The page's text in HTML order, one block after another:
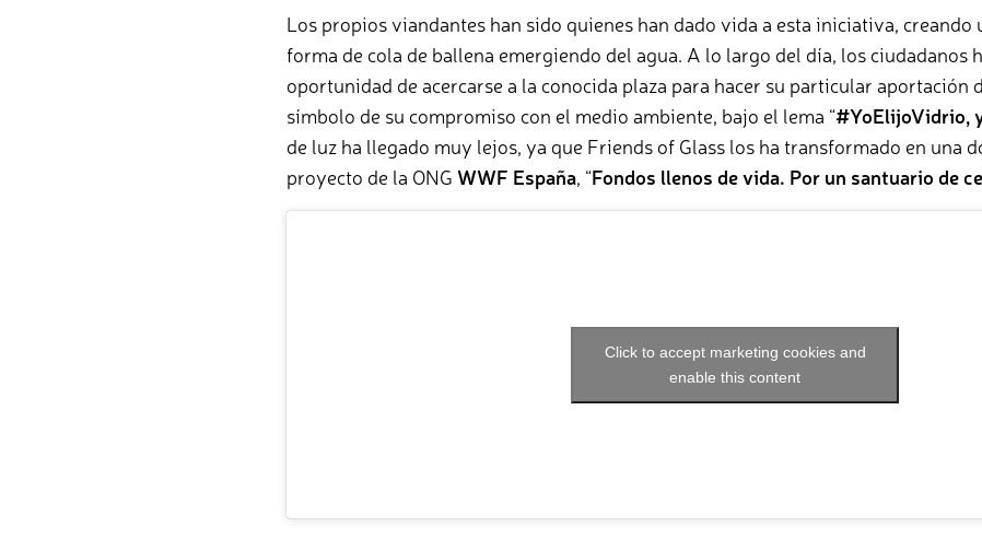
Los propios viandantes han sido quienes han dado vida a esta iniciativa,
forma de cola de ballena emergiendo del agua. A lo largo del día, los ciudadanos
oportunidad de acercarse a la conocida plaza para hacer su particular aportación
símbolo de su compromiso con el medio ambiente, bajo el lema “#YoElijoVidrio,
de luz ha llegado muy lejos, ya que Friends of Glass los ha transformado en una
proyecto de la ONG WWF España, “Fondos llenos de vida. Por un santuario de
Click to accept marketing cookies and
enable this content